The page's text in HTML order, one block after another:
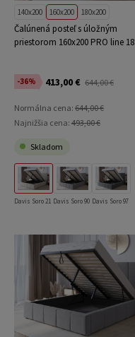
140x200 160x200 180x200
Čalúnená posteľ s úložným
priestorom 160x200 PRO line 18
-36% 413,00 € 644,00 €
Normálna cena: 644,00 €
Najnižšia cena: 493,00 €
Skladom
Davis Soro 21 Davis Soro 90 Davis Soro 97